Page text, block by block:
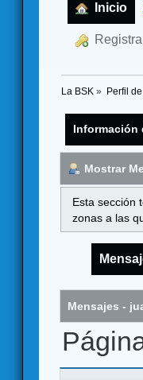
Inicio
La BSK » Perfil
Información
Mostrar
Esta sección
zonas a las
Mensajes -